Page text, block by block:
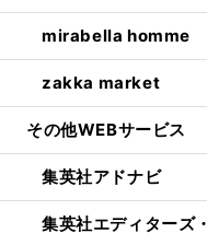
mirabella homme
zakka market
その他WEBサービス
集英社アドナビ
集英社エディターズ